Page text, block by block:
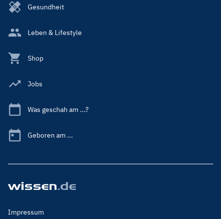
Gesundheit
Leben & Lifestyle
Shop
Jobs
Was geschah am ...?
Geboren am ...
Footer
Impressum